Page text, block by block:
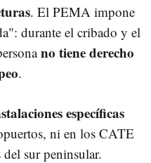
. El PEMA impone
durante el cribado y el
no tiene derecho
.
específicas
ni en los CATE
sur peninsular.